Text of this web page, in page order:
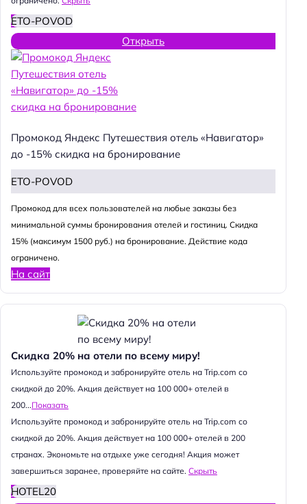
ETO-POVOD
Открыть
Промокод Яндекс Путешествия отель «Навигатор»
до -15% скидка на бронирование
ETO-POVOD
Промокод для всех пользователей на любые заказы без
минимальной суммы бронирования отелей и гостиниц. Скидка
15% (максимум 1500 руб.) на бронирование. Действие кода
ограничено.
На сайт
Скидка 20% на отели по всему миру!
Используйте промокод и забронируйте отель на Trip.com со
скидкой до 20%. Акция действует на 100 000+ отелей в
200...Показать
Используйте промокод и забронируйте отель на Trip.com со
скидкой до 20%. Акция действует на 100 000+ отелей в 200
странах. Экономьте на отдыхе уже сегодня! Акция может
завершиться заранее, проверяйте на сайте. Скрыть
HOTEL20